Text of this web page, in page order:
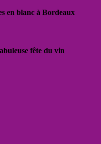
en blanc à Bordeaux
fête du vin